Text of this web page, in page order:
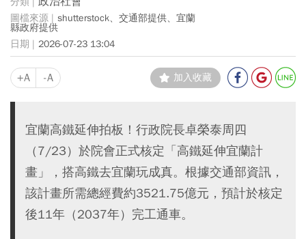
shutterstock、交通部提供、宜蘭
縣政府提供
2026-07-23 13:04
+A -A 加入收藏
宜蘭高鐵延伸拍板！行政院長卓榮泰周四
（7/23）於院會正式核定「高鐵延伸宜蘭計
畫」，搭高鐵去宜蘭玩成真。根據交通部資訊，
該計畫所需總經費約3521.75億元，預計於核定
後11年（2037年）完工通車。